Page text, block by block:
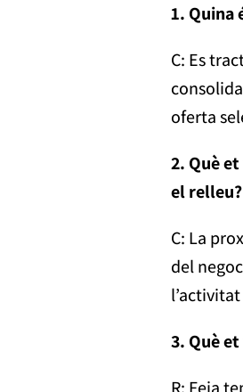
1. Quina
C: Es
oferta
2. Què
el relleu?
C: La
del
3. Què
R: Feia